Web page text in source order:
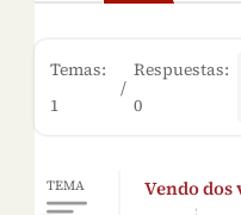
Temas:
1
/
Respuestas:
0
TEMA Vendo